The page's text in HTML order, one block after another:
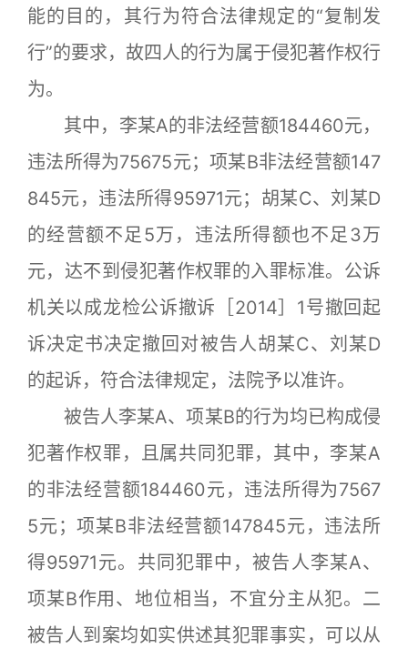
能的目的，其行为符合法律规定的“复制发
行”的要求，故四人的行为属于侵犯著作权行
为。
其中，李某A的非法经营额184460元，
违法所得为75675元；项某B非法经营额147
845元，违法所得95971元；胡某C、刘某D
的经营额不足5万，违法所得额也不足3万
元，达不到侵犯著作权罪的入罪标准。公诉
机关以成龙检公诉撤诉［2014］1号撤回起
诉决定书决定撤回对被告人胡某C、刘某D
的起诉，符合法律规定，法院予以准许。
被告人李某A、项某B的行为均已构成侵
犯著作权罪，且属共同犯罪，其中，李某A
的非法经营额184460元，违法所得为7567
5元；项某B非法经营额147845元，违法所
得95971元。共同犯罪中，被告人李某A、
项某B作用、地位相当，不宜分主从犯。二
被告人到案均如实供述其犯罪事实，可以从